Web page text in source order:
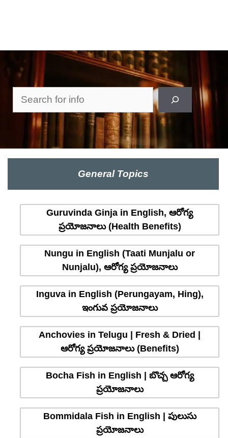
Search
General Topics
Guruvinda Ginja in English, ఆరోగ్య
ప్రయోజనాలు (Health Benefits)
Nungu in English (Taati Munjalu or
Nunjalu), ఆరోగ్య ప్రయోజనాలు
Inguva in English (Perungayam, Hing),
ఇంగువ ప్రయోజనాలు
Anchovies in Telugu | Fresh & Dried |
ఆరోగ్య ప్రయోజనాలు (Benefits)
Bocha Fish in English | బొచ్చ ఆరోగ్య
ప్రయోజనాలు
Bommidala Fish in English | పులుసు
ప్రయోజనాలు